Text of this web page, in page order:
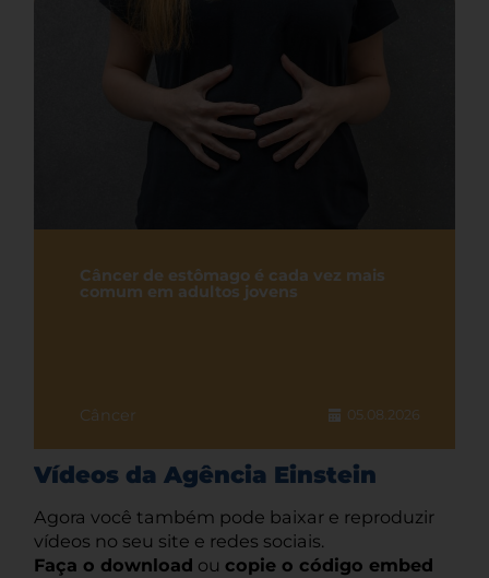
Câncer de estômago é cada vez mais
comum em adultos jovens
Câncer 05.08.2026
Vídeos da Agência Einstein
Agora você também pode baixar e reproduzir
vídeos no seu site e redes sociais.
Faça o download ou copie o código embed